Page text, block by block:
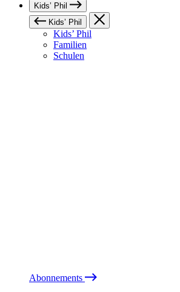
Kids’ Phil
Kids’ Phil
Kids’ Phil
Familien
Schulen
Abonnements